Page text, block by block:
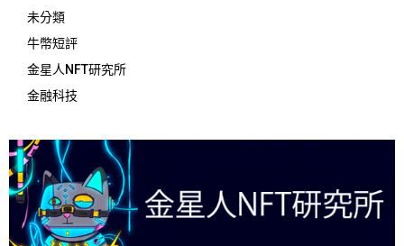
未分類
牛幣短評
金星人NFT研究所
金融科技